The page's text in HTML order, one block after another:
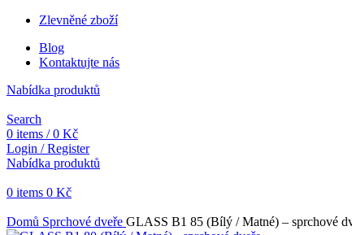
Zlevněné zboží
Blog
Kontaktujte nás
Nabídka produktů
Search
0 items / 0 Kč
Login / Register
Nabídka produktů
0 items 0 Kč
Domů Sprchové dveře GLASS B1 85 (Bílý / Matné) – sprchové